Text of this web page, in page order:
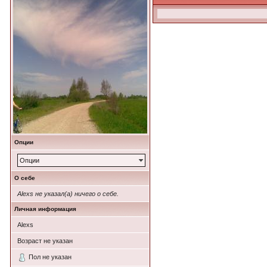
Опции
Опции
О себе
Alexs не указал(а) ничего о себе.
Личная информация
Alexs
Возраст не указан
Пол не указан